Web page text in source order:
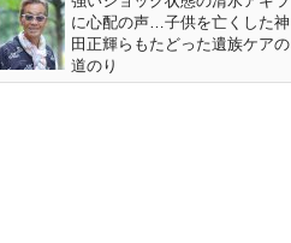
に心配の声…子供を亡くした神
田正輝らもたどった遺族ケアの
道のり